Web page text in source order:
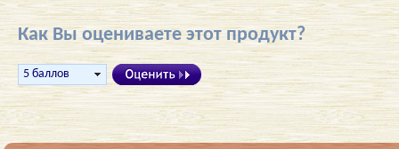
Как Вы оцениваете этот продукт?